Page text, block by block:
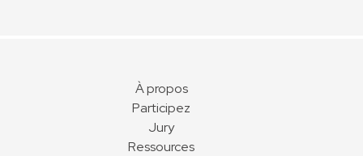
À propos
Participez
Jury
Ressources